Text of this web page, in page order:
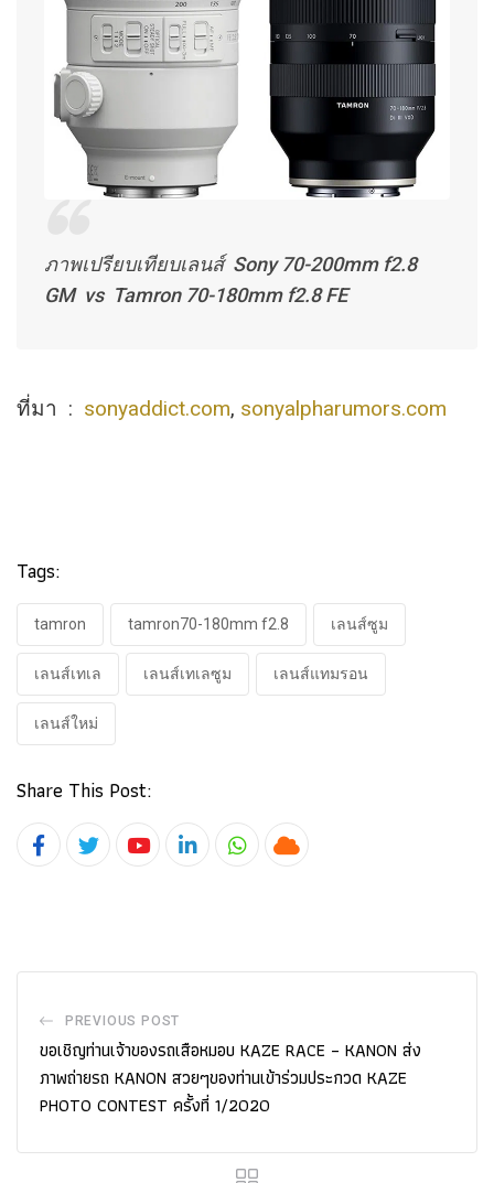
ภาพเปรียบเทียบเลนส์ Sony 70-200mm f2.8
GM vs Tamron 70-180mm f2.8 FE
ที่มา : sonyaddict.com, sonyalpharumors.com
Tags:
tamron tamron70-180mm f2.8 เลนส์ซูม
เลนส์เทเล เลนส์เทเลซูม เลนส์แทมรอน
เลนส์ใหม่
Share This Post:
YoutubeLinkedInWhatsapp
Cloud
PREVIOUS POST
ขอเชิญท่านเจ้าของรถเสือหมอบ KAZE RACE – KANON ส่ง
ภาพถ่ายรถ KANON สวยๆของท่านเข้าร่วมประกวด KAZE
PHOTO CONTEST ครั้งที่ 1/2020